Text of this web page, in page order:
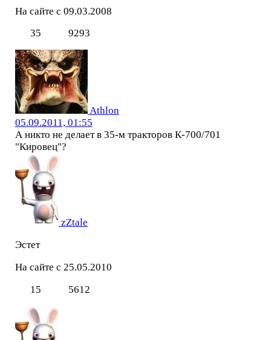
На сайте с 09.03.2008
35
9293
Athlon
05.09.2011, 01:55
А никто не делает в 35-м тракторов К-700/701
"Кировец"?
zZtale
Эстет
На сайте с 25.05.2010
15
5612